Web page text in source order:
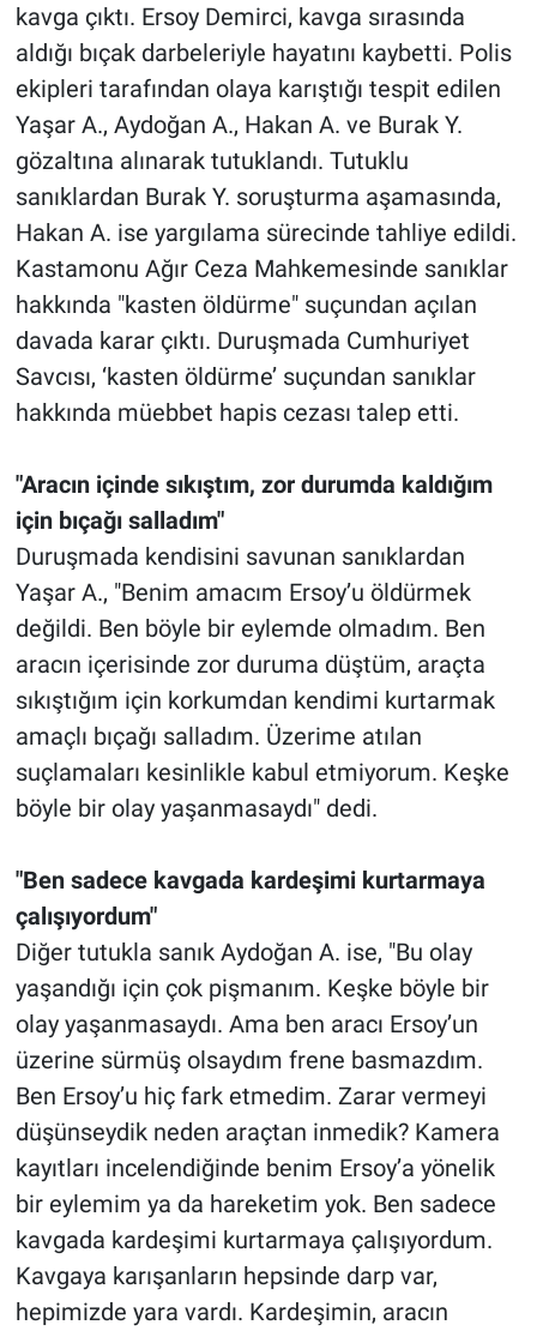
kavga çıktı. Ersoy Demirci, kavga sırasında
aldığı bıçak darbeleriyle hayatını kaybetti. Polis
ekipleri tarafından olaya karıştığı tespit edilen
Yaşar A., Aydoğan A., Hakan A. ve Burak Y.
gözaltına alınarak tutuklandı. Tutuklu
sanıklardan Burak Y. soruşturma aşamasında,
Hakan A. ise yargılama sürecinde tahliye edildi.
Kastamonu Ağır Ceza Mahkemesinde sanıklar
hakkında "kasten öldürme" suçundan açılan
davada karar çıktı. Duruşmada Cumhuriyet
Savcısı, ‘kasten öldürme’ suçundan sanıklar
hakkında müebbet hapis cezası talep etti.
"Aracın içinde sıkıştım, zor durumda kaldığım
için bıçağı salladım"
Duruşmada kendisini savunan sanıklardan
Yaşar A., "Benim amacım Ersoy’u öldürmek
değildi. Ben böyle bir eylemde olmadım. Ben
aracın içerisinde zor duruma düştüm, araçta
sıkıştığım için korkumdan kendimi kurtarmak
amaçlı bıçağı salladım. Üzerime atılan
suçlamaları kesinlikle kabul etmiyorum. Keşke
böyle bir olay yaşanmasaydı" dedi.
"Ben sadece kavgada kardeşimi kurtarmaya
çalışıyordum"
Diğer tutukla sanık Aydoğan A. ise, "Bu olay
yaşandığı için çok pişmanım. Keşke böyle bir
olay yaşanmasaydı. Ama ben aracı Ersoy’un
üzerine sürmüş olsaydım frene basmazdım.
Ben Ersoy’u hiç fark etmedim. Zarar vermeyi
düşünseydik neden araçtan inmedik? Kamera
kayıtları incelendiğinde benim Ersoy’a yönelik
bir eylemim ya da hareketim yok. Ben sadece
kavgada kardeşimi kurtarmaya çalışıyordum.
Kavgaya karışanların hepsinde darp var,
hepimizde yara vardı. Kardeşimin, aracın